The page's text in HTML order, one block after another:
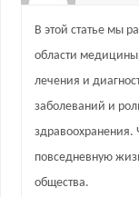
В этой статье мы
области
лечения и
заболеваний и
здравоохранения.
повседневную
общества.